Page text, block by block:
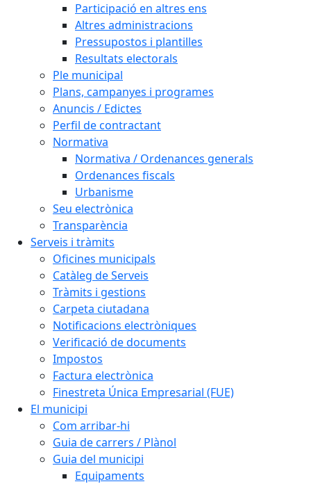
Participació en altres ens
Altres administracions
Pressupostos i plantilles
Resultats electorals
Ple municipal
Plans, campanyes i programes
Anuncis / Edictes
Perfil de contractant
Normativa
Normativa / Ordenances generals
Ordenances fiscals
Urbanisme
Seu electrònica
Transparència
Serveis i tràmits
Oficines municipals
Catàleg de Serveis
Tràmits i gestions
Carpeta ciutadana
Notificacions electròniques
Verificació de documents
Impostos
Factura electrònica
Finestreta Única Empresarial (FUE)
El municipi
Com arribar-hi
Guia de carrers / Plànol
Guia del municipi
Equipaments